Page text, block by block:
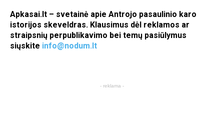
Apkasai.lt – svetainė apie Antrojo pasaulinio karo
istorijos skeveldras. Klausimus dėl reklamos ar
straipsnių perpublikavimo bei temų pasiūlymus
siųskite info@nodum.lt
- reklama -